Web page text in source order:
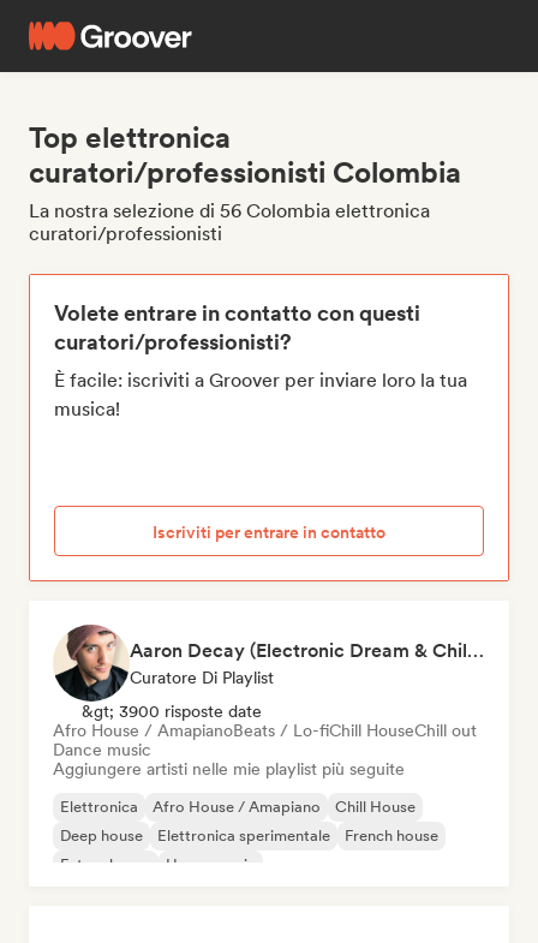
Top elettronica
curatori/professionisti Colombia
La nostra selezione di 56 Colombia elettronica
curatori/professionisti
Volete entrare in contatto con questi
curatori/professionisti?
È facile: iscriviti a Groover per inviare loro la tua
musica!
Iscriviti per entrare in contatto
Aaron Decay (Electronic Dream & Chill Electronic Dream playlists)
Curatore Di Playlist
&gt; 3900 risposte date
Afro House / AmapianoBeats / Lo-fiChill HouseChill out
Dance music
Aggiungere artisti nelle mie playlist più seguite
Elettronica Afro House / Amapiano
Chill House
Deep house
Elettronica sperimentale
French house
Future house
House music